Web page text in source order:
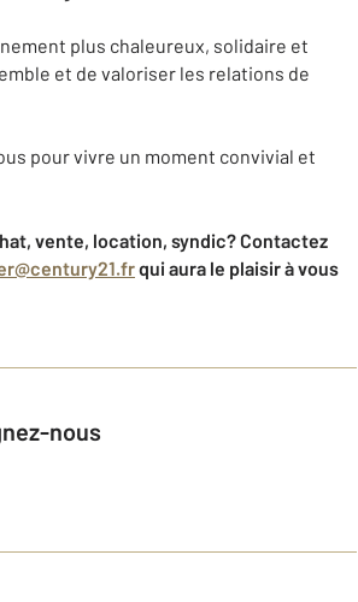
plus chaleureux, solidaire et
et de valoriser les relations de
pour vivre un moment convivial et
vente, location, syndic?Contactez
qui aura le plaisir à vous
nous